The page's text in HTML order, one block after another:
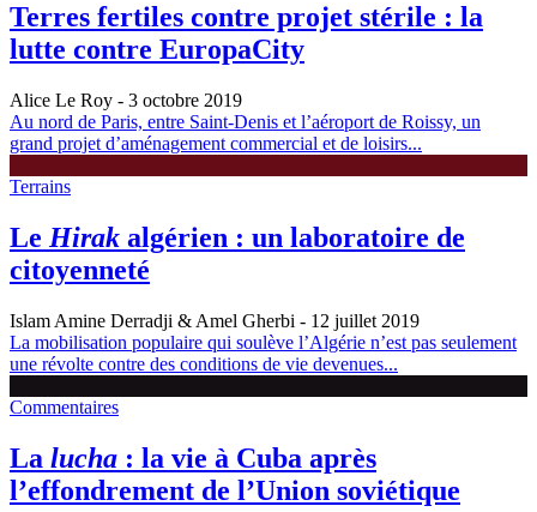
Terres fertiles contre projet stérile : la
lutte contre EuropaCity
Alice Le Roy - 3 octobre 2019
Au nord de Paris, entre Saint-Denis et l’aéroport de Roissy, un
grand projet d’aménagement commercial et de loisirs...
Terrains
Le Hirak algérien : un laboratoire de
citoyenneté
Islam Amine Derradji & Amel Gherbi - 12 juillet 2019
La mobilisation populaire qui soulève l’Algérie n’est pas seulement
une révolte contre des conditions de vie devenues...
Commentaires
La lucha : la vie à Cuba après
l’effondrement de l’Union soviétique